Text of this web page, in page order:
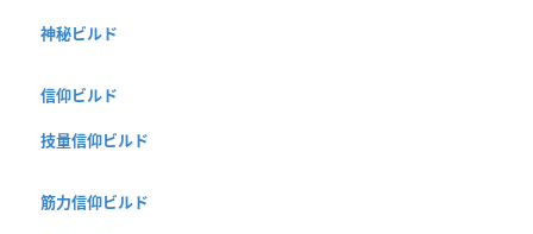
神秘ビルド
信仰ビルド
技量信仰ビルド
筋力信仰ビルド